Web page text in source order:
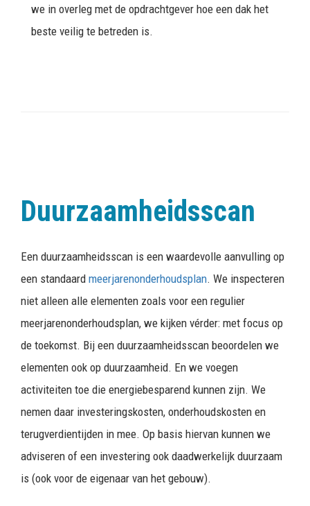
we in overleg met de opdrachtgever hoe een dak het
beste veilig te betreden is.
Duurzaamheidsscan
Een duurzaamheidsscan is een waardevolle aanvulling op
een standaard meerjarenonderhoudsplan. We inspecteren
niet alleen alle elementen zoals voor een regulier
meerjarenonderhoudsplan, we kijken vérder: met focus op
de toekomst. Bij een duurzaamheidsscan beoordelen we
elementen ook op duurzaamheid. En we voegen
activiteiten toe die energiebesparend kunnen zijn. We
nemen daar investeringskosten, onderhoudskosten en
terugverdientijden in mee. Op basis hiervan kunnen we
adviseren of een investering ook daadwerkelijk duurzaam
is (ook voor de eigenaar van het gebouw).